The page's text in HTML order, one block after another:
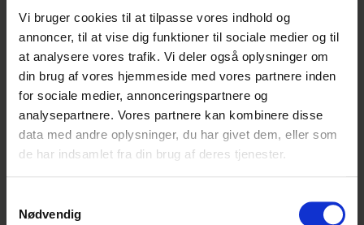
Vi bruger cookies til at tilpasse vores indhold og
annoncer, til at vise dig funktioner til sociale medier og til
at analysere vores trafik. Vi deler også oplysninger om
din brug af vores hjemmeside med vores partnere inden
for sociale medier, annonceringspartnere og
analysepartnere. Vores partnere kan kombinere disse
data med andre oplysninger, du har givet dem, eller som
de har indsamlet fra din brug af deres tjenester.
Nødvendig
Gourmetslagterelev med speciale i
pølsemageri - Horsens
Bilka
Horsens Indrykket 1 dag siden
Denne
annonce er
udløbet